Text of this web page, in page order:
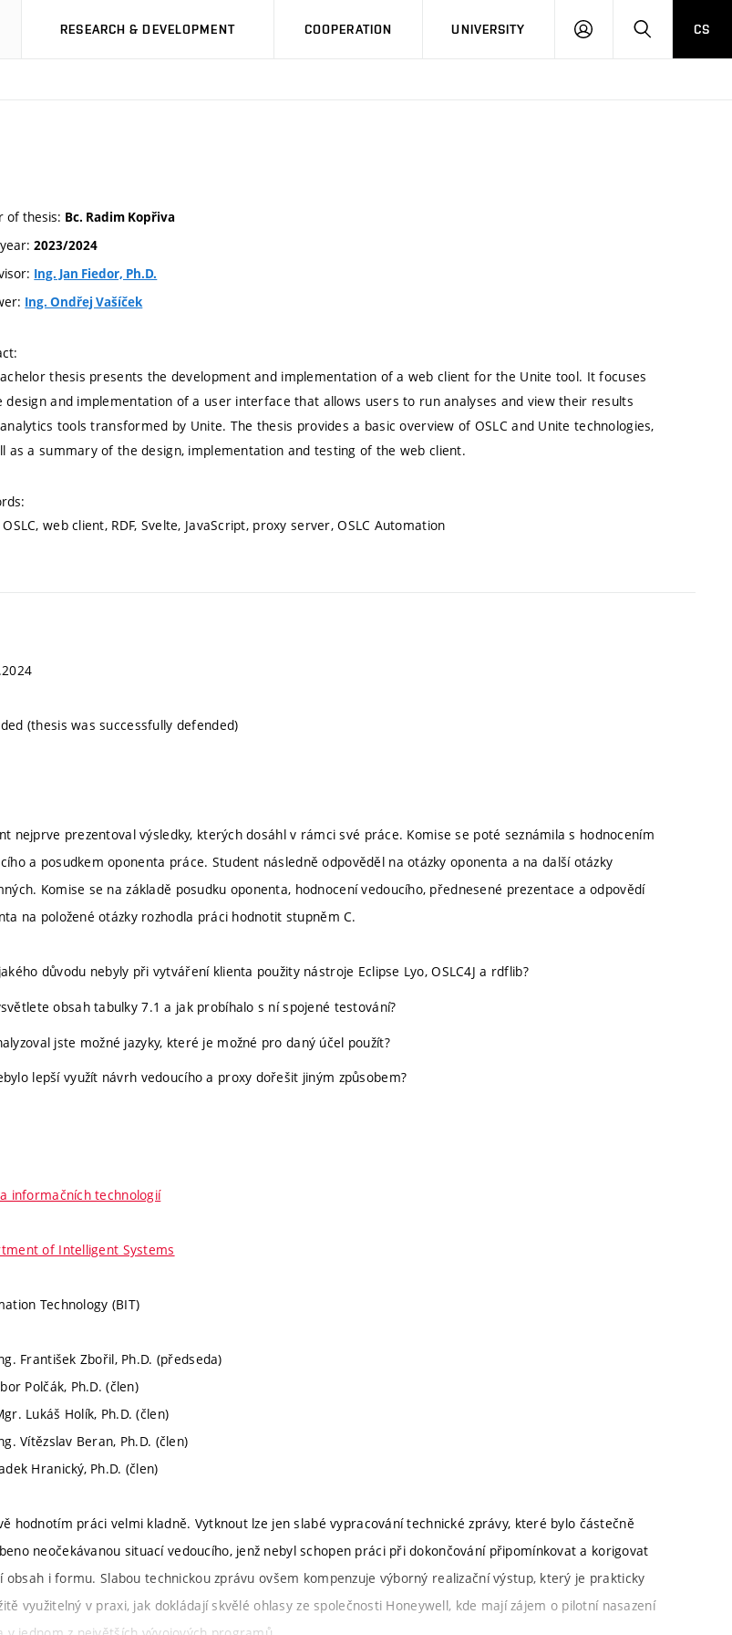
RESEARCH & DEVELOPMENT COOPERATION UNIVERSITY
LOG
SEARCHCS
of thesis: Bc. Radim Kopřiva
2023/2024
Ing. Jan Fiedor, Ph.D.
Ing. Ondřej Vašíček
thesis presents the development and implementation of a web client for the Unite tool. It focuses
design and implementation of a user interface that allows users to run analyses and view their results
tools transformed by Unite. The thesis provides a basic overview of OSLC and Unite technologies,
as a summary of the design, implementation and testing of the web client.
web client, RDF, Svelte, JavaScript, proxy server, OSLC Automation
(thesis was successfully defended)
nejprve prezentoval výsledky, kterých dosáhl v rámci své práce. Komise se poté seznámila s hodnocením
a posudkem oponenta práce. Student následně odpověděl na otázky oponenta a na další otázky
Komise se na základě posudku oponenta, hodnocení vedoucího, přednesené prezentace a odpovědí
na položené otázky rozhodla práci hodnotit stupněm C.
důvodu nebyly při vytváření klienta použity nástroje Eclipse Lyo, OSLC4J a rdflib?
obsah tabulky 7.1 a jak probíhalo s ní spojené testování?
jste možné jazyky, které je možné pro daný účel použít?
lepší využít návrh vedoucího a proxy dořešit jiným způsobem?
informačních technologií
of Intelligent Systems
Technology (BIT)
František Zbořil, Ph.D. (předseda)
Polčák, Ph.D. (člen)
Lukáš Holík, Ph.D. (člen)
Vítězslav Beran, Ph.D. (člen)
Hranický, Ph.D. (člen)
hodnotím práci velmi kladně. Vytknout lze jen slabé vypracování technické zprávy, které bylo částečně
neočekávanou situací vedoucího, jenž nebyl schopen práci při dokončování připomínkovat a korigovat
obsah i formu. Slabou technickou zprávu ovšem kompenzuje výborný realizační výstup, který je prakticky
využitelný v praxi, jak dokládají skvělé ohlasy ze společnosti Honeywell, kde mají zájem o pilotní nasazení